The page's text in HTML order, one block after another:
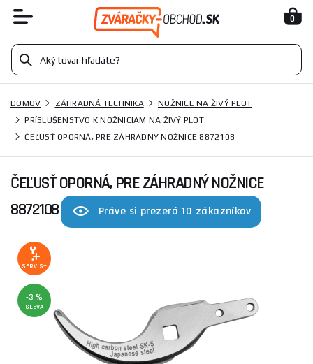
0
DOMOV ZÁHRADNÁ TECHNIKA
NOŽNICE NA ŽIVÝ PLOT
PRÍSLUŠENSTVO K NOŽNICIAM NA ŽIVÝ PLOT
ČEĽUSŤ OPORNÁ, PRE ZÁHRADNÝ NOŽNICE 8872108
ČEĽUSŤ OPORNÁ, PRE ZÁHRADNÝ NOŽNICE
8872108
Práve si prezerá 10 zákazníkov
SERVIS+
-3 %
SLEVA